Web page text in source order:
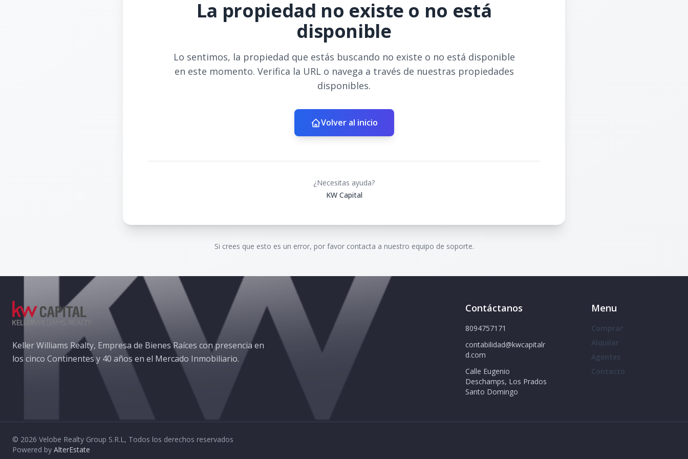
La propiedad no existe o no está
disponible
Lo sentimos, la propiedad que estás buscando no existe o no está disponible
en este momento. Verifica la URL o navega a través de nuestras propiedades
disponibles.
Volver al inicio
¿Necesitas ayuda?
KW Capital
Si crees que esto es un error, por favor contacta a nuestro equipo de soporte.
Keller Williams Realty, Empresa de Bienes Raíces con presencia en
los cinco Continentes y 40 años en el Mercado Inmobiliario.
Contáctanos
8094757171
contabilidad@kwcapitalr
d.com
Calle Eugenio
Deschamps, Los Prados
Santo Domingo
Menu
Comprar
Alquilar
Agentes
Contacto
© 2026 Velobe Realty Group S.R.L, Todos los derechos reservados
Powered by AlterEstate